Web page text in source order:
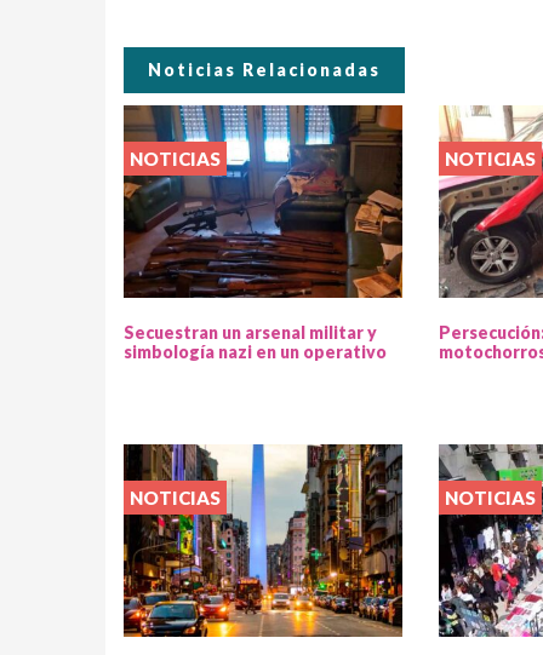
Noticias Relacionadas
NOTICIAS
Secuestran un arsenal militar y
simbología nazi en un operativo
NOTICIAS
NOTICIAS NOTICIAS